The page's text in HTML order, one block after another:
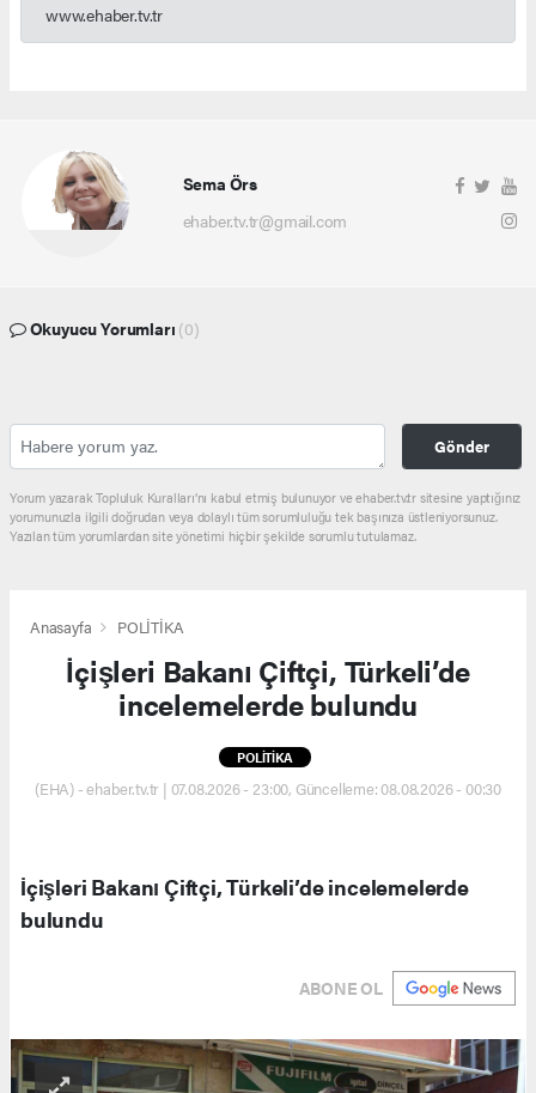
www.ehaber.tv.tr
Sema Örs
ehaber.tv.tr@gmail.com
Okuyucu Yorumları (0)
Gönder
Yorum yazarak Topluluk Kuralları’nı kabul etmiş bulunuyor ve ehaber.tv.tr sitesine yaptığınız
yorumunuzla ilgili doğrudan veya dolaylı tüm sorumluluğu tek başınıza üstleniyorsunuz.
Yazılan tüm yorumlardan site yönetimi hiçbir şekilde sorumlu tutulamaz.
Anasayfa POLİTİKA
İçişleri Bakanı Çiftçi, Türkeli’de
incelemelerde bulundu
POLİTİKA
(EHA) - ehaber.tv.tr | 07.08.2026 - 23:00, Güncelleme: 08.08.2026 - 00:30
İçişleri Bakanı Çiftçi, Türkeli’de incelemelerde
bulundu
ABONE OL